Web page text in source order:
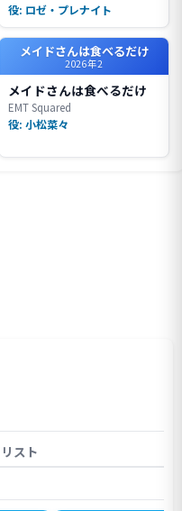
役: ロゼ・プレナイト
メイドさんは食べるだけ
2026年2
メイドさんは食べるだけ
EMT Squared
役: 小松菜々
スト